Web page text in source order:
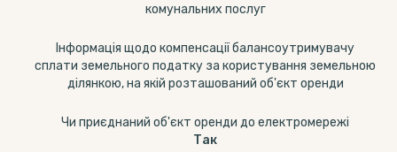
комунальних послуг
Інформація щодо компенсації балансоутримувачу
сплати земельного податку за користування земельною
ділянкою, на якій розташований об'єкт оренди
Чи приєднаний об'єкт оренди до електромережі
Так